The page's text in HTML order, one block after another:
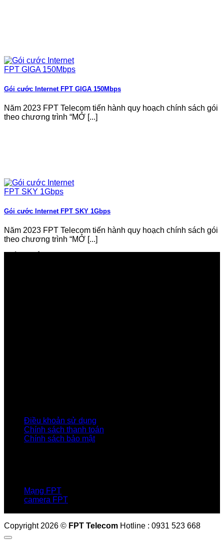
Gói cước Internet FPT GIGA 150Mbps
Năm 2023 FPT Telecom tiến hành quy hoạch chính sách gói
theo chương trình “MỞ [...]
Gói cước Internet FPT SKY 1Gbps
Năm 2023 FPT Telecom tiến hành quy hoạch chính sách gói
theo chương trình “MỞ [...]
Điều khoản sử dụng
Chính sách thanh toán
Chính sách bảo mật
Mạng FPT
camera FPT
Copyright 2026 © FPT Telecom Hotline : 0931 523 668